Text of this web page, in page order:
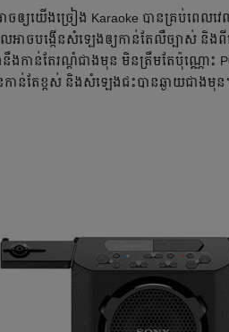
ាច​​ឲ្យ​យើង​ច្រៀង​ Karaoke បាន​គ្រប់​ពេល​
ល​អាច​បង្កើន​​សំឡេង​​ឲ្យ​កាន់​តែ​លឺ​ច្បាស់ និង​
កាន់​តែ​រណ្ដំ​ជាង​មុន មិន​ត្រឹម​តែ​ប៉ុណ្ណោះ
កាន់​តែ​ខ្ពស់ និង​​សំឡេង​ជះ​បាន​ឆ្ងាយ​ជាង​មុន